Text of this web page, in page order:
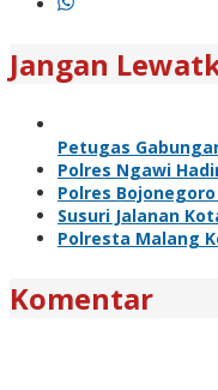
Jangan
Petugas
Polres Ngawi
Polres
Susuri Jalanan
Polresta Malang
Komentar